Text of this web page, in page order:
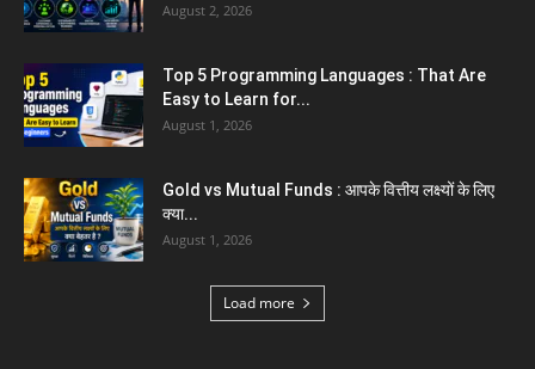
August 2, 2026
Top 5 Programming Languages : That Are
Easy to Learn for...
August 1, 2026
Gold vs Mutual Funds : आपके वित्तीय लक्ष्यों के लिए
क्या...
August 1, 2026
Load more